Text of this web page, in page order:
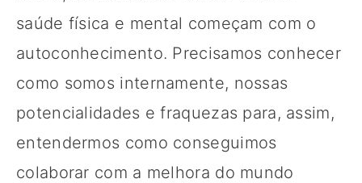
saúde física e mental começam com o
autoconhecimento. Precisamos conhecer
como somos internamente, nossas
potencialidades e fraquezas para, assim,
entendermos como conseguimos
colaborar com a melhora do mundo